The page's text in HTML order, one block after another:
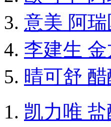
意美 阿
李建生
晴可舒
凯力唯